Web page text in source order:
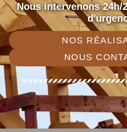
Nous intervenons 24h/
NOS
NOUS